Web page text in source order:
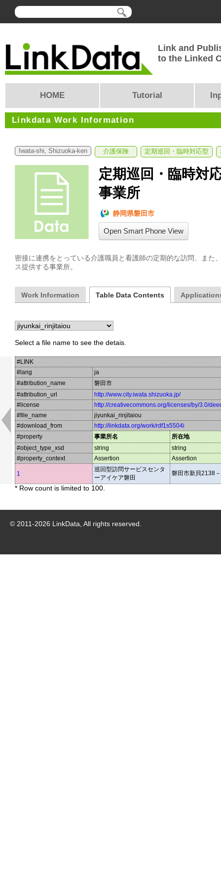
Link and
to the Linked
HOME Tutorial
Linkdata Work Information
Iwata-shi, Shizuoka-ken 介護保険 定期巡回・臨時対応型
定期巡回・臨時対
事業所
静岡県磐田市
Open Smart Phone View
密接に連携をとっている介護職員と看護師の定期的な訪問、また
ス提供する事業所。
Work Information Table Data Contents
Select a file name to see the detais.
#LINK
#lang
ja
#attribution_name
磐田市
#attribution_url
http://www.city.iwata.shizuoka.jp/
#license
http://creativecommons.org/licenses/by/3.0/
#file_name
jiyunkai_rinjitaiou
#download_from
http://linkdata.org/work/rdf1s5504i
#property
事業所名
所在地
#object_type_xsd
string
string
#property_context
Assertion Assertion
1
巡回型訪問サービスセンタ
ーアイケア磐田
磐田市新貝2138
* Row count is limited to 100.
© 2011-2026 LinkData, All rights reserved.